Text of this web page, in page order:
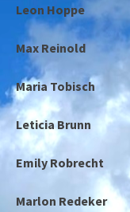
Leon Hoppe
Max Reinold
Maria Tobisch
Leticia Brunn
Emily Robrecht
Marlon Redeker